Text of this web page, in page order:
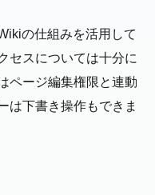
の仕組みを活用して
セスについては十分に
ページ編集権限と連動
は下書き操作もできま